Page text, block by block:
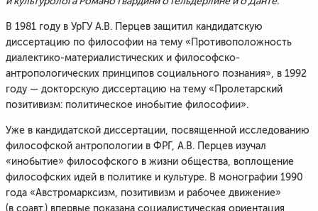
В 1981 году в УрГУ А.В. Перцев защитил кандидатскую
диссертацию по философии на тему «Противоположность
диалектико-материалистических и философско-
антропологических принципов социального познания», в 1992
году — докторскую диссертацию на тему «Пролетарский
позитивизм: политическое инобытие философии».
Уже в кандидатской диссертации, посвященной исследованию
философской антропологии в ФРГ, А.В. Перцев изучал
«инобытие» философского в жизни общества, воплощение
философских идей в политике и культуре. В монографии 1990
года «Австромарксизм, позитивизм и рабочее движение»
(в соавт.) впервые показана социалистическая ориентация